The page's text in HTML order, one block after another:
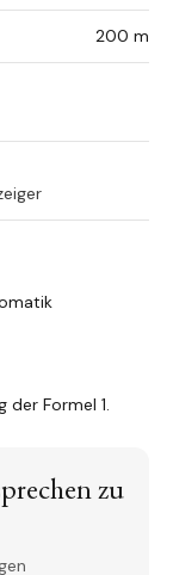
200 m
der Formel 1.
zu